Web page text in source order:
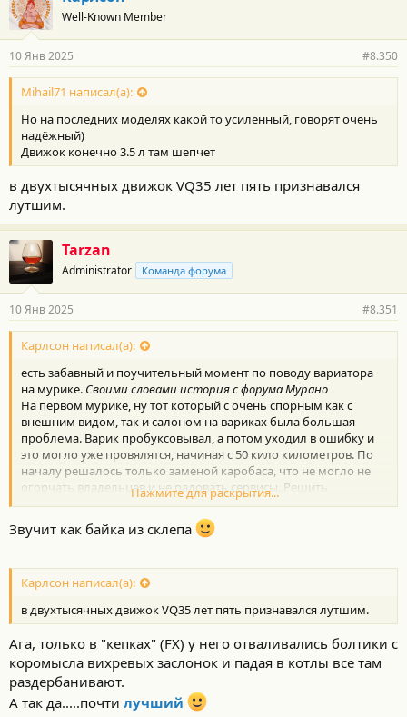
о
д
а
н
о
с
и
:
Well-Known Member
10 Янв 2025 #8.350
Mihail71 написал(а):
Но на последних моделях какой то усиленный, говорят очень
надёжный)
Движок конечно 3.5 л там шепчет
в двухтысячных движок VQ35 лет пять признавался
лутшим.
Tarzan
Administrator Команда форума
10 Янв 2025 #8.351
Карлсон написал(а):
есть забавный и поучительный момент по поводу вариатора
на мурике. Своими словами история с форума Мурано
На первом мурике, ну тот который с очень спорным как с
внешним видом, так и салоном на вариках была большая
проблема. Варик пробуксовывал, а потом уходил в ошибку и
это могло уже провялятся, начиная c 50 кило километров. По
началу решалось только заменой каробаса, что не могло не
огорчать владельцев и не радовать сервисы. Решить
сервисмены не могли, или не хотели, пока за нее не взялась
женщина. У соклубницы накрылся вариатор. Без
популяционно его приговорили к замене. Но женщина была
история слишком длинная. Суть в том, что в Варике есть
клапан в форме шарика какой со временем терял свою форму
подшипника для стиральной машинки Вятка. Весь клуб потом
Нажмите для раскрытия...
Звучит как байка из склепа
Карлсон написал(а):
в двухтысячных движок VQ35 лет пять признавался лутшим.
Ага, только в "кепках" (FX) у него отваливались болтики с
коромысла вихревых заслонок и падая в котлы все там
раздербанивают.
А так да.....почти лучший